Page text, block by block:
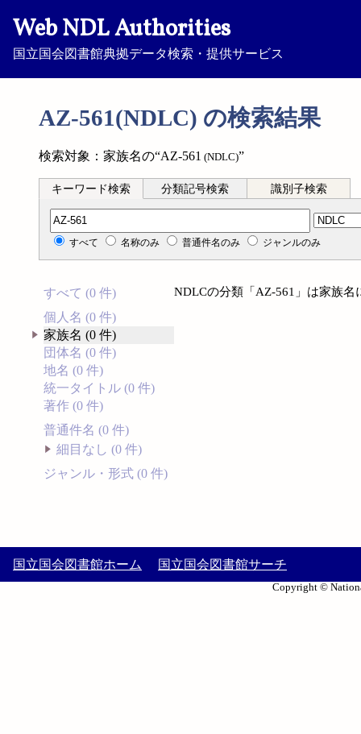
Web NDL Authorities
国立国会図書館典拠データ検索・提供サービス
AZ-561(NDLC) の検索結果
検索対象：家族名の“AZ-561 (NDLC)”
キーワード検索 分類記号検索 識別子検索
分類記号検索
すべて 名称のみ 普通件名のみ ジャンルのみ
すべて (0 件)
個人名 (0 件)
家族名 (0 件)
団体名 (0 件)
地名 (0 件)
統一タイトル (0 件)
著作 (0 件)
普通件名 (0 件)
細目なし (0 件)
ジャンル・形式 (0 件)
NDLCの分類「AZ-561」は家族
国立国会図書館ホーム 国立国会図書館サーチ
Copyright ©